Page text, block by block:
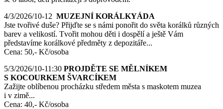
4/3/2026/10-12 MUZEJNÍ KORÁLKYÁDA
Jste tvořivé duše? Přijďte se s námi ponořit do světa korálků různých
barev a velikostí. Tvořit mohou děti i dospělí a ještě Vám
představíme korálkové předměty z depozitáře...
Cena: 50,- Kč/osoba
5/3/2026/10-11:30 PROJDĚTE SE MĚLNÍKEM
S KOCOURKEM ŠVARCÍKEM
Zažijte oblíbenou procházku středem města s maskotem muzea
i v zimě...
Cena: 40,- Kč/osoba